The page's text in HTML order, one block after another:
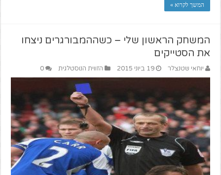
המשך לקרוא »
המשחק הראשון שלי – כשההמבורגרים ניצחו
את הסטייקים
יוחאי שטנצלר 19 ביוני 2015 הזווית הנוסטלגית 0